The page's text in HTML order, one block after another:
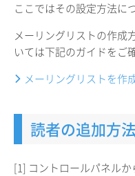
ここではその設定方法に
メーリングリストの作成
いては下記のガイドをご
メーリングリストを作
読者の追加方法
[1] コントロールパネル